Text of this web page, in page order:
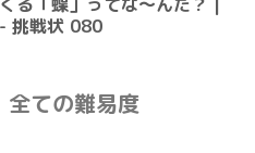
挑戦状 080
全ての難易度